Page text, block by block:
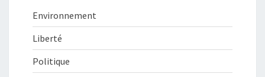
Environnement
Liberté
Politique